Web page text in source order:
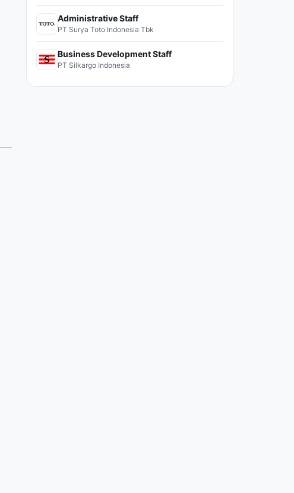
Administrative Staff
PT Surya Toto Indonesia Tbk
Business Development Staff
PT Silkargo Indonesia